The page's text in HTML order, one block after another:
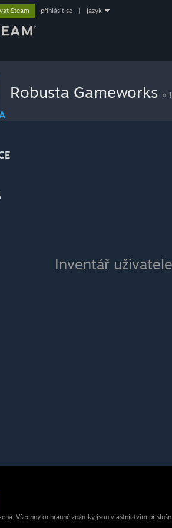
Steam přihlásit se jazyk
Robusta Gameworks »
Inventář
Všechny ochranné známky jsou vlastnictvím